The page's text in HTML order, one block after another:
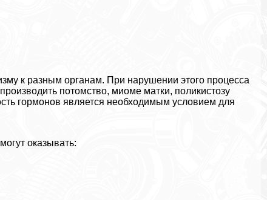
к разным органам. При нарушении этого процесса
потомство, миоме матки, поликистозу
гормонов является необходимым условием для
оказывать: